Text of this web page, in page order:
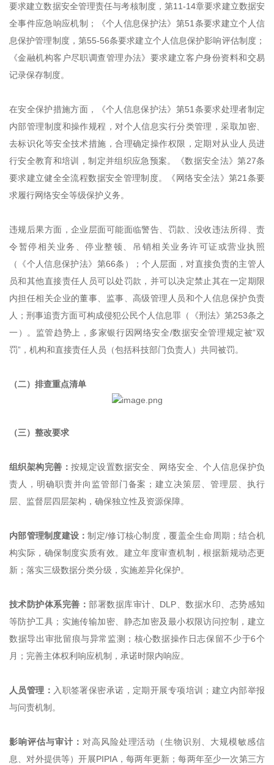
要求建立数据安全管理责任与考核制度，第11-14章要求建立数据安
全事件应急响应机制；《个人信息保护法》第51条要求建立个人信
息保护管理制度，第55-56条要求建立个人信息保护影响评估制度；
《金融机构客户尽职调查管理办法》要求建立客户身份资料和交易
记录保存制度。
在安全保护措施方面，《个人信息保护法》第51条要求处理者制定
内部管理制度和操作规程，对个人信息实行分类管理，采取加密、
去标识化等安全技术措施，合理确定操作权限，定期对从业人员进
行安全教育和培训，制定并组织应急预案。《数据安全法》第27条
要求建立健全全流程数据安全管理制度。《网络安全法》第21条要
求履行网络安全等级保护义务。
违规后果方面，企业层面可能面临警告、罚款、没收违法所得、责
令暂停相关业务、停业整顿、吊销相关业务许可证或营业执照
（《个人信息保护法》第66条）；个人层面，对直接负责的主管人
员和其他直接责任人员可以处罚款，并可以决定禁止其在一定期限
内担任相关企业的董事、监事、高级管理人员和个人信息保护负责
人；刑事追责方面可构成侵犯公民个人信息罪（《刑法》第253条之
一）。监管趋势上，多家银行因网络安全/数据安全管理规定被“双
罚”，机构和直接责任人员（包括科技部门负责人）共同被罚。
（二）排查重点清单
（三）整改要求
组织架构完善： 按规定设置数据安全、网络安全、个人信息保护负
责人，明确职责并向监管部门备案；建立决策层、管理层、执行
层、监督层四层架构，确保独立性及资源保障。
内部管理制度建设：制定/修订核心制度，覆盖全生命周期；结合机
构实际，确保制度实质有效。建立年度审查机制，根据新规动态更
新；落实三级数据分类分级，实施差异化保护。
技术防护体系完善：部署数据库审计、DLP、数据水印、态势感知
等防护工具；实施传输加密、静态加密及最小权限访问控制，建立
数据导出审批留痕与异常监测；核心数据操作日志保留不少于6个
月；完善主体权利响应机制，承诺时限内响应。
人员管理： 入职签署保密承诺，定期开展专项培训；建立内部举报
与问责机制。
影响评估与审计： 对高风险处理活动（生物识别、大规模敏感信
息、对外提供等）开展PIPIA，每两年更新；每两年至少一次第三方